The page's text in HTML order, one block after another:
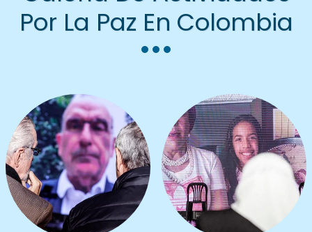
Por La Paz En Colombia